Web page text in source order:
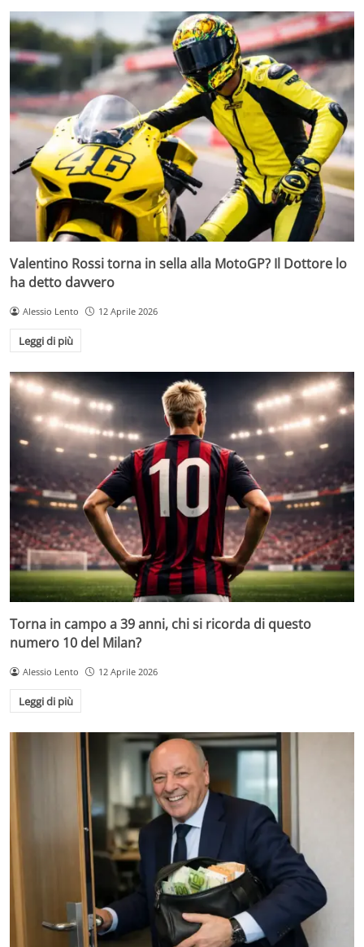
Valentino Rossi torna in sella alla MotoGP? Il Dottore lo
ha detto davvero
Alessio Lento 12 Aprile 2026
Leggi di più
Torna in campo a 39 anni, chi si ricorda di questo
numero 10 del Milan?
Alessio Lento 12 Aprile 2026
Leggi di più